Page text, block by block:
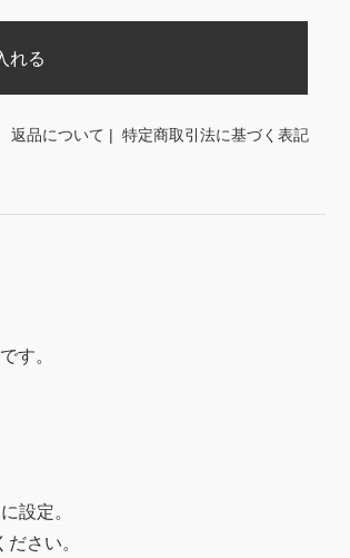
れる
返品について | 特定商取引法に基づく表記
す。
設定。
さい。